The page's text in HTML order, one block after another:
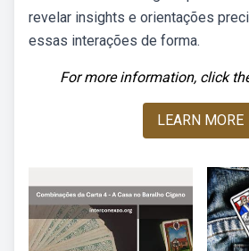
revelar insights e orientações
essas interações de forma.
For more information, click
LEARN MORE